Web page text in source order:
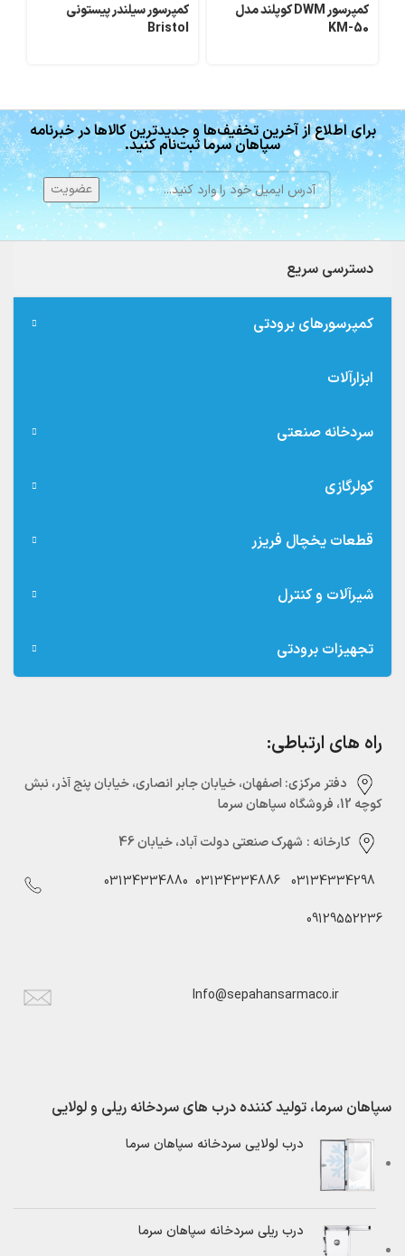
کمپرسور DWM کوپلند مدل
KM-50
کمپرسور سیلندر پیستونی
Bristol
برای اطلاع از آخرین تخفیف‌ها و جدیدترین کالاها در خبرنامه
سپاهان سرما ثبت‌نام کنید.
دسترسی سریع
کمپرسورهای برودتی
ابزارآلات
سردخانه صنعتی
کولرگازی
قطعات یخچال فریزر
شیرآلات و کنترل
تجهیزات برودتی
راه های ارتباطی:
دفتر مرکزی:‌ اصفهان، خیابان جابر انصاری، خیابان پنج آذر، نبش
کوچه 12، فروشگاه سپاهان سرما
کارخانه : شهرک صنعتی دولت آباد، خیابان 46
03134334298
03134334886
03134334880
09129552236
Info@sepahansarmaco.ir
سپاهان سرما، تولید کننده درب های سردخانه ریلی و لولایی
درب لولایی سردخانه سپاهان سرما
درب ریلی سردخانه سپاهان سرما